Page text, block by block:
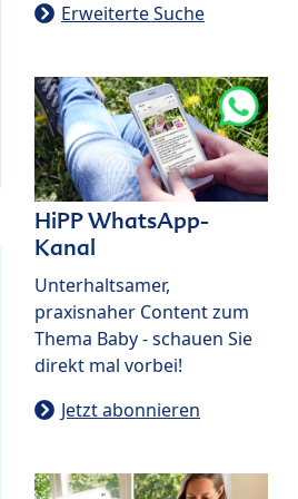
Erweiterte Suche
HiPP WhatsApp-
Kanal
Unterhaltsamer,
praxisnaher Content zum
Thema Baby - schauen Sie
direkt mal vorbei!
Jetzt abonnieren